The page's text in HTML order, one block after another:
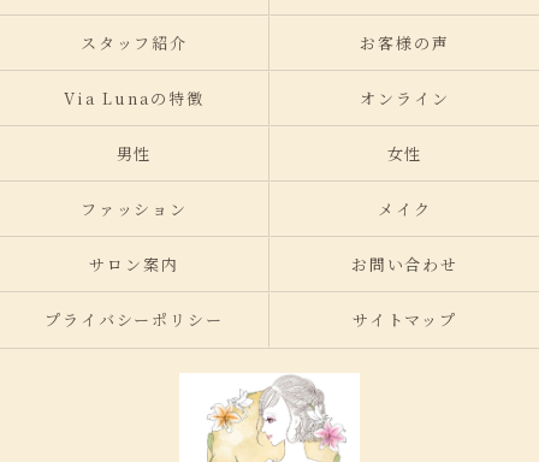
スタッフ紹介 お客様の声
Via Lunaの特徴 オンライン
男性 女性
ファッション メイク
サロン案内 お問い合わせ
プライバシーポリシー サイトマップ